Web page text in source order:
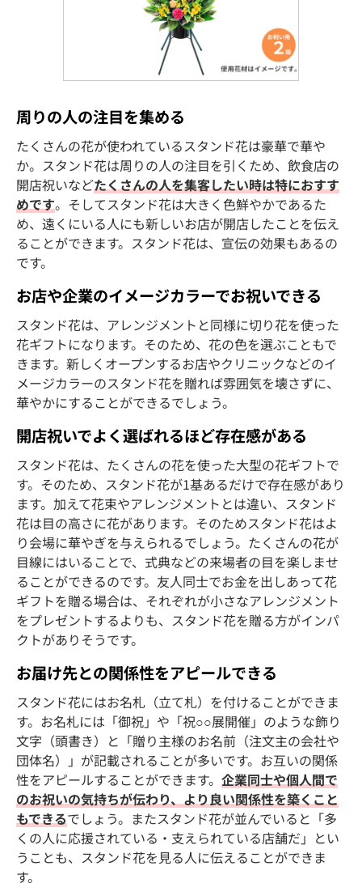
周りの人の注目を集める
たくさんの花が使われているスタンド花は豪華で華や
か。スタンド花は周りの人の注目を引くため、飲食店の
開店祝いなどたくさんの人を集客したい時は特におすす
めです。そしてスタンド花は大きく色鮮やかであるた
め、遠くにいる人にも新しいお店が開店したことを伝え
ることができます。スタンド花は、宣伝の効果もあるの
です。
お店や企業のイメージカラーでお祝いできる
スタンド花は、アレンジメントと同様に切り花を使った
花ギフトになります。そのため、花の色を選ぶこともで
きます。新しくオープンするお店やクリニックなどのイ
メージカラーのスタンド花を贈れば雰囲気を壊さずに、
華やかにすることができるでしょう。
開店祝いでよく選ばれるほど存在感がある
スタンド花は、たくさんの花を使った大型の花ギフトで
す。そのため、スタンド花が1基あるだけで存在感があり
ます。加えて花束やアレンジメントとは違い、スタンド
花は目の高さに花があります。そのためスタンド花はよ
り会場に華やぎを与えられるでしょう。たくさんの花が
目線にはいることで、式典などの来場者の目を楽しませ
ることができるのです。友人同士でお金を出しあって花
ギフトを贈る場合は、それぞれが小さなアレンジメント
をプレゼントするよりも、スタンド花を贈る方がインパ
クトがありそうです。
お届け先との関係性をアピールできる
スタンド花にはお名札（立て札）を付けることができま
す。お名札には「御祝」や「祝○○展開催」のような飾り
文字（頭書き）と「贈り主様のお名前（注文主の会社や
団体名）」が記載されることが多いです。お互いの関係
性をアピールすることができます。 企業同士や個人間で
のお祝いの気持ちが伝わり、より良い関係性を築くこと
もできるでしょう。またスタンド花が並んでいると「多
くの人に応援されている・支えられている店舗だ」とい
うことも、スタンド花を見る人に伝えることができま
す。